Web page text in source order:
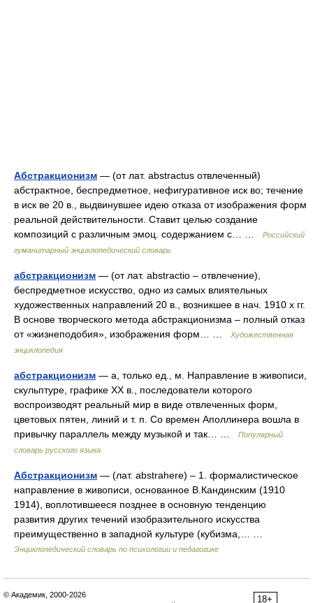
Абстракционизм — (от лат. abstractus отвлеченный)
абстрактное, беспредметное, нефигуративное иск во; течение
в иск ве 20 в., выдвинувшее идею отказа от изображения форм
реальной действительности. Ставит целью создание
композиций с различным эмоц. содержанием с… …
Российский
гуманитарный энциклопедический словарь
абстракционизм — (от лат. abstractio – отвлечение),
беспредметное искусство, одно из самых влиятельных
художественных направлений 20 в., возникшее в нач. 1910 х гг.
В основе творческого метода абстракционизма – полный отказ
от «жизнеподобия», изображения форм… …
Художественная
энциклопедия
абстракционизм — а, только ед., м. Направление в живописи,
скульптуре, графике ХХ в., последователи которого
воспроизводят реальный мир в виде отвлеченных форм,
цветовых пятен, линий и т. п. Со времен Аполлинера вошла в
привычку параллель между музыкой и так… …
Популярный
словарь русского языка
Абстракционизм — (лат. abstrahere) – 1. формалистическое
направление в живописи, основанное В.Кандинским (1910
1914), воплотившееся позднее в основную тенденцию
развития других течений изобразительного искусства
преимущественно в западной культуре (кубизма,… …
Энциклопедический словарь по психологии и педагогике
18+
© Академик, 2000-2026